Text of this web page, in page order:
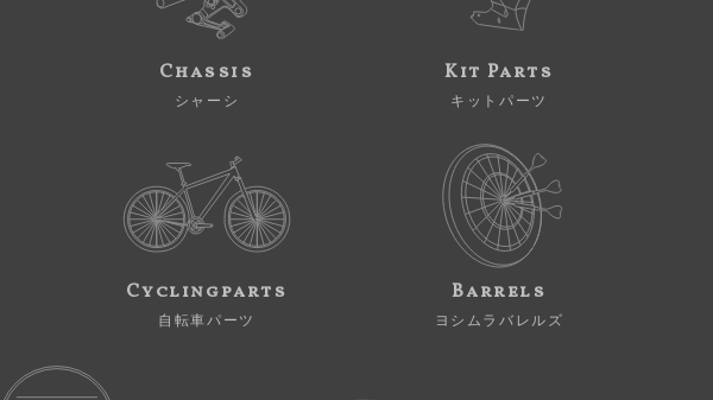
Chassis
シャーシ
Kit Parts
キットパーツ
Cyclingparts
自転車パーツ
Barrels
ヨシムラバレルズ